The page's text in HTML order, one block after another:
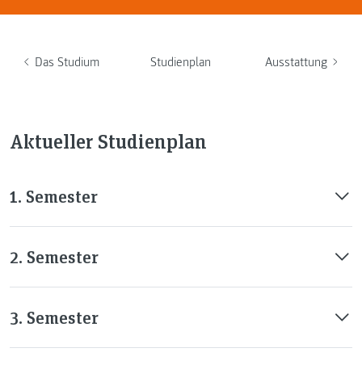
Das Studium Studienplan Ausstattung
Aktueller Studienplan
1. Semester
2. Semester
3. Semester